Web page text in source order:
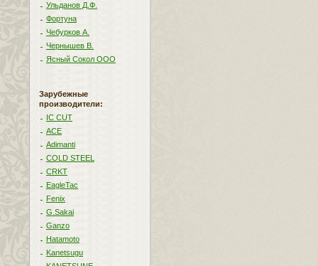
Ульданов Д.Ф.
Фортуна
Чебурков А.
Чернышев В.
Ясный Сокол ООО
Зарубежные
производители:
IC CUT
ACE
Adimanti
COLD STEEL
CRKT
EagleTac
Fenix
G.Sakai
Ganzo
Hatamoto
Kanetsugu